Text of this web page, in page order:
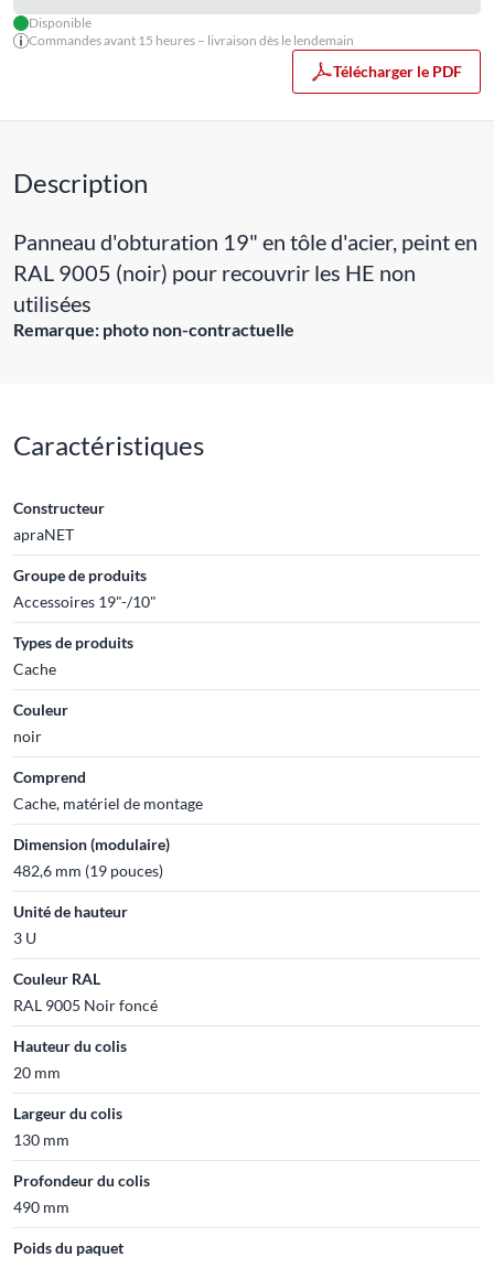
Disponible
Commandes avant 15 heures – livraison dès le lendemain
Télécharger le PDF
Description
Panneau d'obturation 19" en tôle d'acier, peint en
RAL 9005 (noir) pour recouvrir les HE non
utilisées
Remarque: photo non-contractuelle
Caractéristiques
Constructeur
apraNET
Groupe de produits
Accessoires 19"-/10"
Types de produits
Cache
Couleur
noir
Comprend
Cache, matériel de montage
Dimension (modulaire)
482,6 mm (19 pouces)
Unité de hauteur
3 U
Couleur RAL
RAL 9005 Noir foncé
Hauteur du colis
20 mm
Largeur du colis
130 mm
Profondeur du colis
490 mm
Poids du paquet